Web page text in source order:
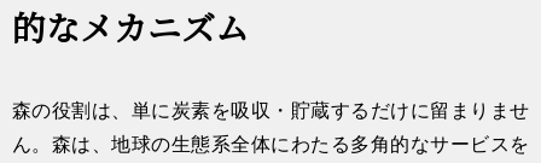
的なメカニズム
森の役割は、単に炭素を吸収・貯蔵するだけに留まりませ
ん。森は、地球の生態系全体にわたる多角的なサービスを